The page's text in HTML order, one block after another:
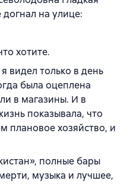
на улице:
хотите.
видел только в день
была оцеплена
в магазины. И в
показывала, что
плановое хозяйство, и
полные бары
музыка и лучшее,